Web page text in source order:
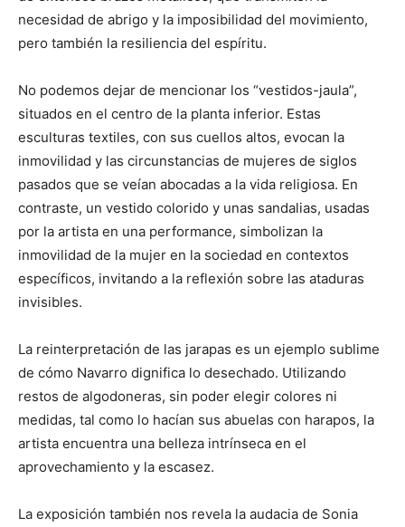
necesidad de abrigo y la imposibilidad del movimiento,
pero también la resiliencia del espíritu.
No podemos dejar de mencionar los “vestidos-jaula”,
situados en el centro de la planta inferior. Estas
esculturas textiles, con sus cuellos altos, evocan la
inmovilidad y las circunstancias de mujeres de siglos
pasados que se veían abocadas a la vida religiosa. En
contraste, un vestido colorido y unas sandalias, usadas
por la artista en una performance, simbolizan la
inmovilidad de la mujer en la sociedad en contextos
específicos, invitando a la reflexión sobre las ataduras
invisibles.
La reinterpretación de las jarapas es un ejemplo sublime
de cómo Navarro dignifica lo desechado. Utilizando
restos de algodoneras, sin poder elegir colores ni
medidas, tal como lo hacían sus abuelas con harapos, la
artista encuentra una belleza intrínseca en el
aprovechamiento y la escasez.
La exposición también nos revela la audacia de Sonia